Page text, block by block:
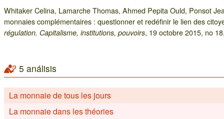
Whitaker Celina, Lamarche Thomas, Ahmed Pepita Ould, Ponsot
monnaies complémentaires : questionner et redéfinir le lien des
régulation. Capitalisme, institutions, pouvoirs, 19 octobre 2015, no
5 análisis
La monnaie de tous les jours
La monnaie dans les théories